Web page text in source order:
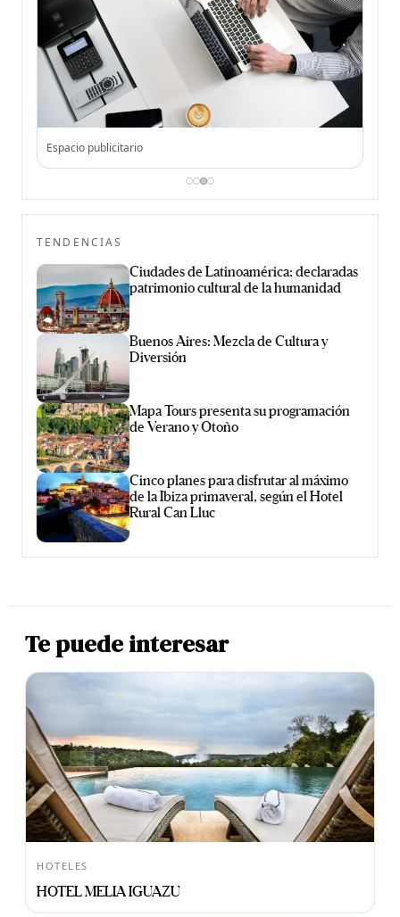
Espacio publicitario
TENDENCIAS
Ciudades de Latinoamérica: declaradas
patrimonio cultural de la humanidad
Buenos Aires: Mezcla de Cultura y
Diversión
Mapa Tours presenta su programación
de Verano y Otoño
Cinco planes para disfrutar al máximo
de la Ibiza primaveral, según el Hotel
Rural Can Lluc
Te puede interesar
HOTELES
HOTEL MELIA IGUAZU